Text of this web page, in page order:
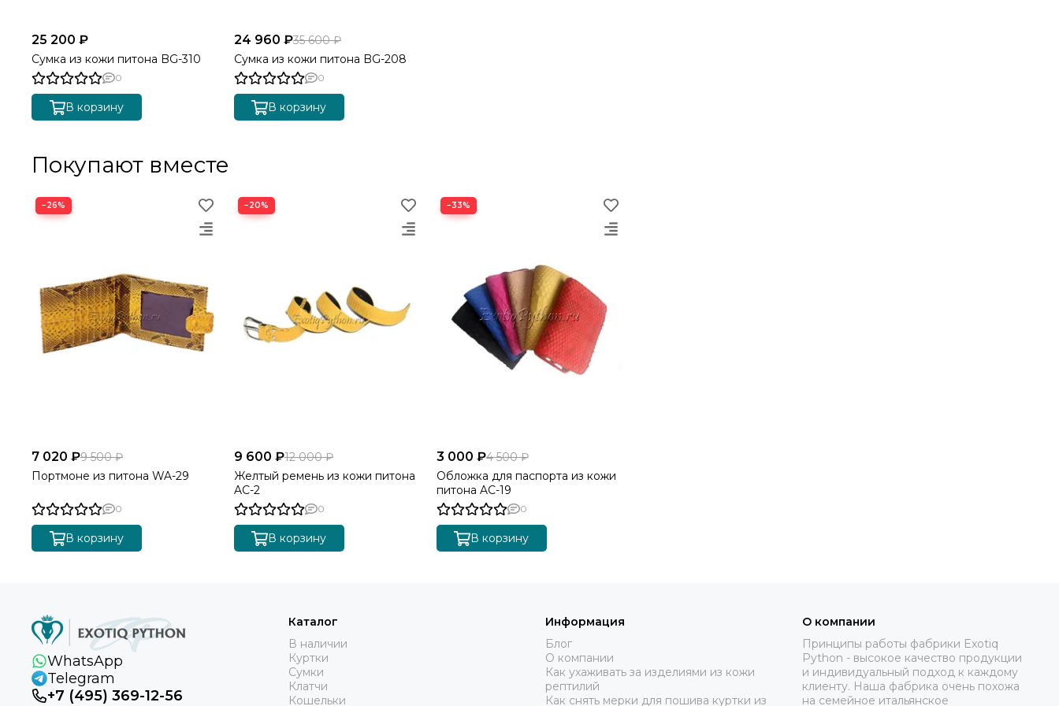
25 200 ₽
Сумка из кожи питона BG-310
0
В корзину
24 960 ₽35 600 ₽
Сумка из кожи питона BG-208
0
В корзину
Покупают вместе
−26%
7 020 ₽9 500 ₽
Портмоне из питона WA-29
0
В корзину
−20%
9 600 ₽12 000 ₽
Желтый ремень из кожи питона
AC-2
0
В корзину
−33%
3 000 ₽4 500 ₽
Обложка для паспорта из кожи
питона AC-19
0
В корзину
WhatsApp
Telegram
+7 (495) 369-12-56
Каталог
В наличии
Куртки
Сумки
Клатчи
Кошельки
Информация
Блог
О компании
Как ухаживать за изделиями из кожи
рептилий
Как снять мерки для пошива куртки из
О компании
Принципы работы фабрики Exotiq
Python - высокое качество продукции
и индивидуальный подход к каждому
клиенту. Наша фабрика очень похожа
на семейное итальянское